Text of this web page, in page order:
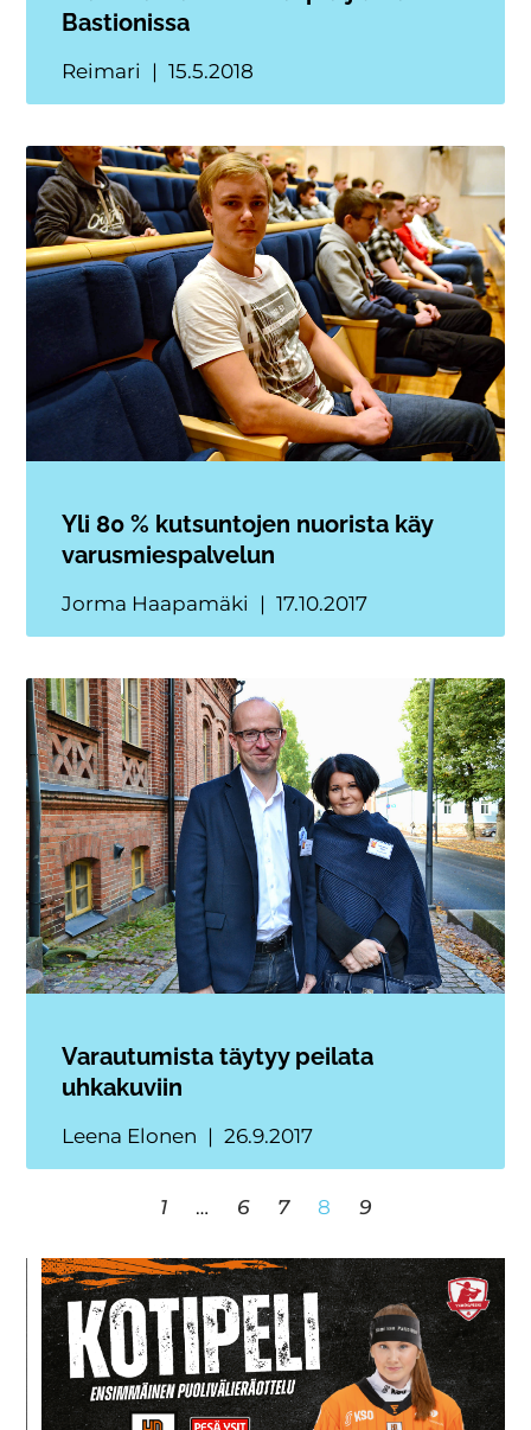
Bastionissa
Reimari 15.5.2018
Yli 80 % kutsuntojen nuorista käy
varusmiespalvelun
Jorma Haapamäki 17.10.2017
Varautumista täytyy peilata
uhkakuviin
Leena Elonen 26.9.2017
1 … 6 7 8 9